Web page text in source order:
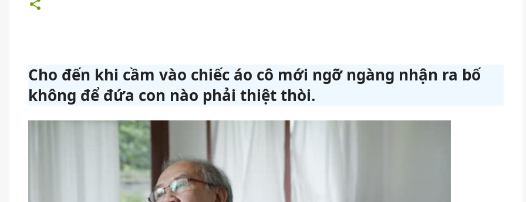
Cho đến khi cầm vào chiếc áo cô mới ngỡ ngàng nhận ra bố
không để đứa con nào phải thiệt thòi.